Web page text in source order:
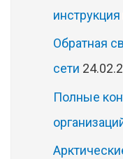
Обратная
сети
Полные